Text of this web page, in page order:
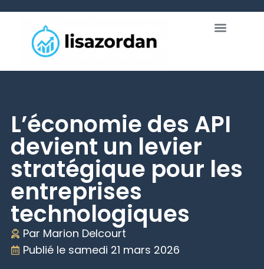
L’économie des API
devient un levier
stratégique pour les
entreprises
technologiques
Par Marion Delcourt
Publié le samedi 21 mars 2026